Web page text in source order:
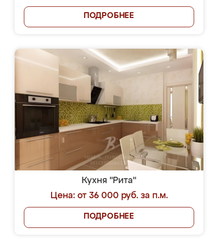
ПОДРОБНЕЕ
Кухня "Рита"
Цена: от 36 000 руб. за п.м.
ПОДРОБНЕЕ